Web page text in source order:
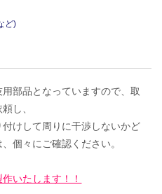
ど)
部品となっていますので、取
し、
けして周りに干渉しないかど
個々にご確認ください。
いたします！！